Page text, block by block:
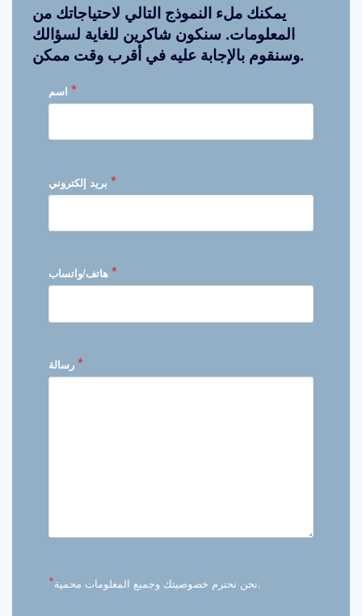
يمكنك ملء النموذج التالي لاحتياجاتك من
المعلومات. سنكون شاكرين للغاية لسؤالك
وسنقوم بالإجابة عليه في أقرب وقت ممكن.
*
*
*
*
* نحن نحترم خصوصيتك وجميع المعلومات محمية.